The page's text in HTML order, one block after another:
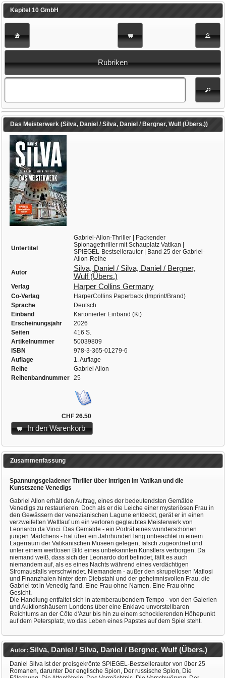
Kapitel 10 GmbH
Rubriken
Das Meisterwerk (Silva, Daniel / Silva, Daniel / Bergner, Wulf (Übers.))
Untertitel
Gabriel-Allon-Thriller | Packender
Spionagethriller mit Schauplatz Vatikan |
SPIEGEL-Bestsellerautor | Band 25 der Gabriel-
Allon-Reihe
Autor
Silva, Daniel / Silva, Daniel / Bergner,
Wulf (Übers.)
Verlag Harper Collins Germany
Co-Verlag
HarperCollins Paperback (Imprint/Brand)
Sprache
Deutsch
Einband
Kartonierter Einband (Kt)
Erscheinungsjahr
2026
Seiten
416 S.
Artikelnummer
50039809
ISBN
978-3-365-01279-6
Auflage
1. Auflage
Reihe
Gabriel Allon
Reihenbandnummer
25
CHF 26.50
In den Warenkorb
Zusammenfassung
Spannungsgeladener Thriller über Intrigen im Vatikan und die
Kunstszene Venedigs
Gabriel Allon erhält den Auftrag, eines der bedeutendsten Gemälde
Venedigs zu restaurieren. Doch als er die Leiche einer mysteriösen Frau in
den Gewässern der venezianischen Lagune entdeckt, gerät er in einen
verzweifelten Wettlauf um ein verloren geglaubtes Meisterwerk von
Leonardo da Vinci. Das Gemälde - ein Porträt eines wunderschönen
jungen Mädchens - hat über ein Jahrhundert lang unbeachtet in einem
Lagerraum der Vatikanischen Museen gelegen, falsch zugeordnet und
unter einem wertlosen Bild eines unbekannten Künstlers verborgen. Da
niemand weiß, dass sich der Leonardo dort befindet, fällt es auch
niemandem auf, als es eines Nachts während eines verdächtigen
Stromausfalls verschwindet. Niemandem - außer den skrupellosen Mafiosi
und Finanzhaien hinter dem Diebstahl und der geheimnisvollen Frau, die
Gabriel tot in Venedig fand. Eine Frau ohne Namen. Eine Frau ohne
Gesicht.
Die Handlung entfaltet sich in atemberaubendem Tempo - von den Galerien
und Auktionshäusern Londons über eine Enklave unvorstellbaren
Reichtums an der Côte d'Azur bis hin zu einem schockierenden Höhepunkt
auf dem Petersplatz, wo das Leben eines Papstes auf dem Spiel steht.
Autor: Silva, Daniel / Silva, Daniel / Bergner, Wulf (Übers.)
Daniel Silva ist der preisgekrönte SPIEGEL-Bestsellerautor von über 25
Romanen, darunter Der englische Spion, Der russische Spion, Die